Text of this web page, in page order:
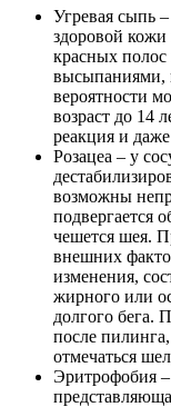
Угревая сыпь
здоровой кожи
красных
высыпаниями,
вероятности
возраст до 14
реакция и
Розацеа – у
возможны
подвергается
чешется шея.
внешних
изменения,
жирного или
долгого бега.
после
отмечаться
Эритрофобия